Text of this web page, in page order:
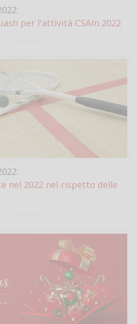
per l'attività CSAIn 2022
nel 2022 nel rispetto delle